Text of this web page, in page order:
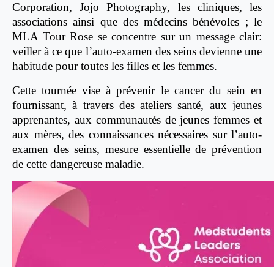
Corporation, Jojo Photography, les cliniques, les
associations ainsi que des médecins bénévoles ; le
MLA Tour Rose se concentre sur un message clair:
veiller à ce que l’auto-examen des seins devienne une
habitude pour toutes les filles et les femmes.
Cette tournée vise à prévenir le cancer du sein en
fournissant, à travers des ateliers santé, aux jeunes
apprenantes, aux communautés de jeunes femmes et
aux mères, des connaissances nécessaires sur l’auto-
examen des seins, mesure essentielle de prévention
de cette dangereuse maladie.